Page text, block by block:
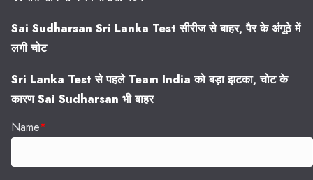
Sai Sudharsan Sri Lanka Test सीरीज से बाहर, पैर के अंगूठे में
लगी चोट
Sri Lanka Test से पहले Team India को बड़ा झटका, चोट के
कारण Sai Sudharsan भी बाहर
Name*